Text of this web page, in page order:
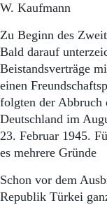
W. Kaufmann
Zu Beginn des
Bald darauf
Beistandsverträge
einen
folgten der Abbruch
Deutschland im
23. Februar 1945.
es mehrere Gründe
Schon vor dem
Republik Türkei